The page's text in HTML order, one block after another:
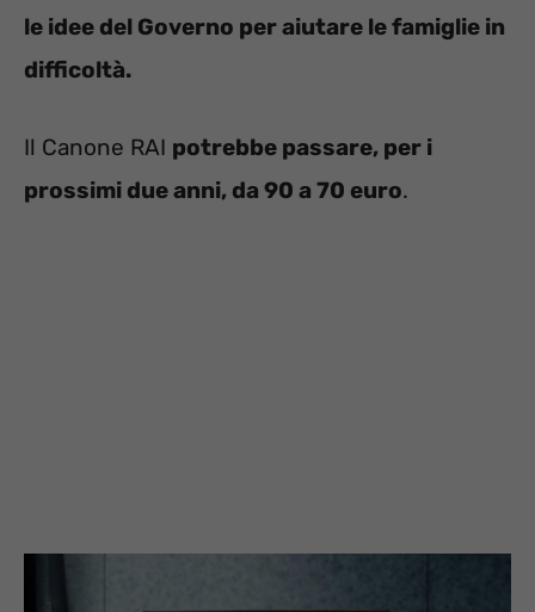
le idee del Governo per aiutare le famiglie in
difficoltà.
Il Canone RAI potrebbe passare, per i
prossimi due anni, da 90 a 70 euro.